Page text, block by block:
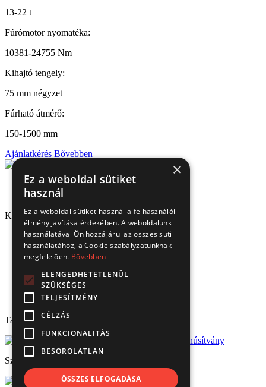
13-22 t
Fúrómotor nyomatéka:
10381-24755 Nm
Kihajtó tengely:
75 mm négyzet
Fúrható átmérő:
150-1500 mm
Ajánlatkérés Bővebben
Kapcsolat
1151 Budapest, Mélyfúró u. 2/E.
3070 Bátonyterenye, Ózdi út 15.
8693 Lengyeltóti, Fonyódi u. 10.
6000 Kecskemét, Budai út 137.
Tel.: (+36) 1 306 3770
Email: verbis@verbis.hu
Tanúsítványaink
Széchenyi 2020
×
Ez a weboldal sütiket
használ
Ez a weboldal sütiket használ a felhasználói
élmény javítása érdekében. A weboldalunk
használatával Ön hozzájárul az összes süti
használatához, a Cookie szabályzatunknak
megfelelően. Bővebben
ELENGEDHETETLENÜL
SZÜKSÉGES
TELJESÍTMÉNY
CÉLZÁS
FUNKCIONALITÁS
BESOROLATLAN
ÖSSZES ELFOGADÁSA